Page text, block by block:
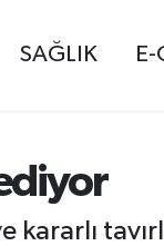
SAĞLIK
kararlı